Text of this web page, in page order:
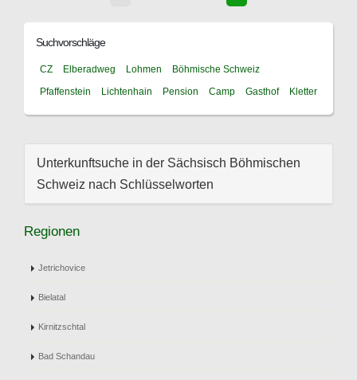
Suchvorschläge
CZ Elberadweg Lohmen
Böhmische Schweiz
Pfaffenstein
Lichtenhain Pension Camp Gasthof Kletter
Unterkunftsuche in der Sächsisch Böhmischen
Schweiz nach Schlüsselworten
Regionen
Jetrichovice
Bielatal
Kirnitzschtal
Bad Schandau